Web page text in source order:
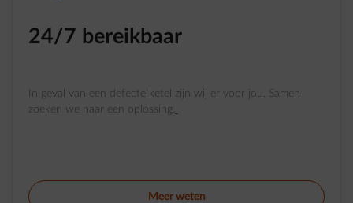
24/7 bereikbaar
In geval van een defecte ketel zijn wij er voor jou. Samen
zoeken we naar een oplossing.
Meer weten